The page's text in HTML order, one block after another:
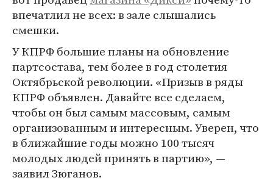
впечатлил не всех: в зале слышались
смешки.
У КПРФ большие планы на обновление
партсостава, тем более в год столетия
Октябрьской революции. «Призыв в ряды
КПРФ объявлен. Давайте все сделаем,
чтобы он был самым массовым, самым
организованным и интересным. Уверен, что
в ближайшие годы можно 100 тысяч
молодых людей принять в партию», —
заявил Зюганов.